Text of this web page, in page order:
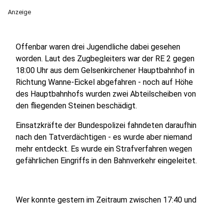
Anzeige
Offenbar waren drei Jugendliche dabei gesehen
worden. Laut des Zugbegleiters war der RE 2 gegen
18:00 Uhr aus dem Gelsenkirchener Hauptbahnhof in
Richtung Wanne-Eickel abgefahren - noch auf Höhe
des Hauptbahnhofs wurden zwei Abteilscheiben von
den fliegenden Steinen beschädigt.
Einsatzkräfte der Bundespolizei fahndeten daraufhin
nach den Tatverdächtigen - es wurde aber niemand
mehr entdeckt. Es wurde ein Strafverfahren wegen
gefährlichen Eingriffs in den Bahnverkehr eingeleitet.
Wer konnte gestern im Zeitraum zwischen 17:40 und